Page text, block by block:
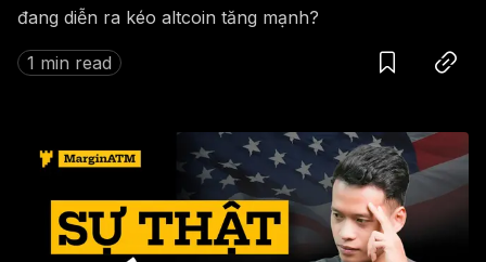
đang diễn ra kéo altcoin tăng mạnh?
1 min read